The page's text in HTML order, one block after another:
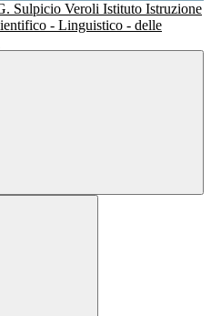
Istituto Istruzione
- Linguistico - delle